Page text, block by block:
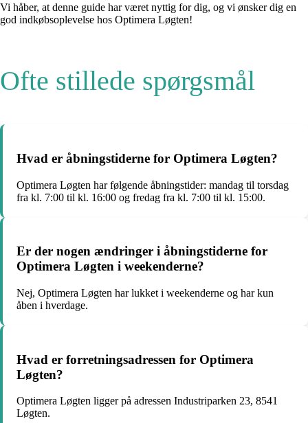
Vi håber, at denne guide har været nyttig for dig, og vi ønsker dig en
god indkøbsoplevelse hos Optimera Løgten!
Ofte stillede spørgsmål
Hvad er åbningstiderne for Optimera Løgten?
Optimera Løgten har følgende åbningstider: mandag til torsdag
fra kl. 7:00 til kl. 16:00 og fredag fra kl. 7:00 til kl. 15:00.
Er der nogen ændringer i åbningstiderne for
Optimera Løgten i weekenderne?
Nej, Optimera Løgten har lukket i weekenderne og har kun
åben i hverdage.
Hvad er forretningsadressen for Optimera
Løgten?
Optimera Løgten ligger på adressen Industriparken 23, 8541
Løgten.